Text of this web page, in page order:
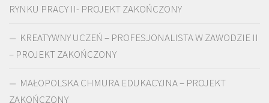
RYNKU PRACY II- PROJEKT ZAKOŃCZONY
KREATYWNY UCZEŃ – PROFESJONALISTA W ZAWODZIE II
– PROJEKT ZAKOŃCZONY
MAŁOPOLSKA CHMURA EDUKACYJNA – PROJEKT
ZAKOŃCZONY